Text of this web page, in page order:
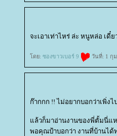
จะเอาเท่าไหร่ ล่ะ หนูหล่อ เดี๋
ดย: ซองขาวเบอร์ 9 วันที่: 1 กุม
ก๊ากกก !! ไม่อยากบอกว่าเพิ่ง
ล้วก็มาอ่านงานของพี่ตั้มนี่แ
พอคุณป้าบอกว่า งานที่บ้านได้